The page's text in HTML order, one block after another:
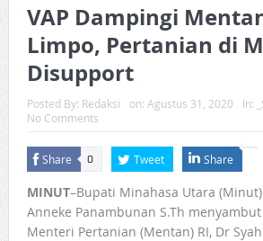
VAP Dampingi
Limpo, Pertanian di
Disupport
Posted By: Redaksi on: Agustus 31, 2020 In:
No Comments
Share 0 Tweet Share
MINUT–Bupati Minahasa Utara (Minut)
Anneke Panambunan S.Th
Menteri Pertanian (Mentan) RI, Dr